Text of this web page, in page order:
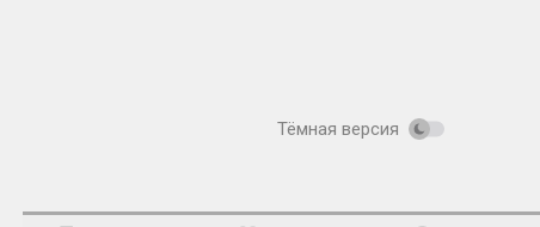
Тёмная версия